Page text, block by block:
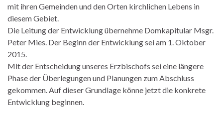
mit ihren Gemeinden und den Orten kirchlichen Lebens in
diesem Gebiet.
Die Leitung der Entwicklung übernehme Domkapitular Msgr.
Peter Mies. Der Beginn der Entwicklung sei am 1. Oktober
2015.
Mit der Entscheidung unseres Erzbischofs sei eine längere
Phase der Überlegungen und Planungen zum Abschluss
gekommen. Auf dieser Grundlage könne jetzt die konkrete
Entwicklung beginnen.